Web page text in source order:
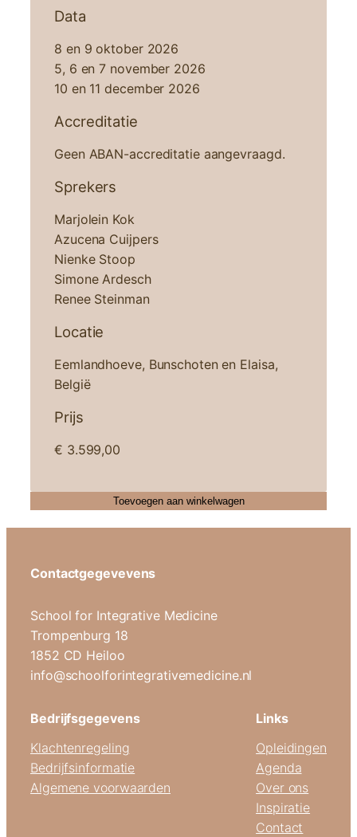
Data
8 en 9 oktober 2026
5, 6 en 7 november 2026
10 en 11 december 2026
Accreditatie
Geen ABAN-accreditatie aangevraagd.
Sprekers
Marjolein Kok
Azucena Cuijpers
Nienke Stoop
Simone Ardesch
Renee Steinman
Locatie
Eemlandhoeve, Bunschoten en Elaisa,
België
Prijs
€ 3.599,00
Toevoegen aan winkelwagen
Contactgegevevens
School for Integrative Medicine
Trompenburg 18
1852 CD Heiloo
info@schoolforintegrativemedicine.nl
Bedrijfsgegevens
Klachtenregeling
Bedrijfsinformatie
Algemene voorwaarden
Links
Opleidingen
Agenda
Over ons
Inspiratie
Contact